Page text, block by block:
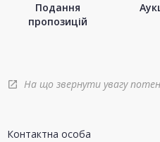
Подання
пропозицій
open_in_new На що звернути увагу
Контактна особа